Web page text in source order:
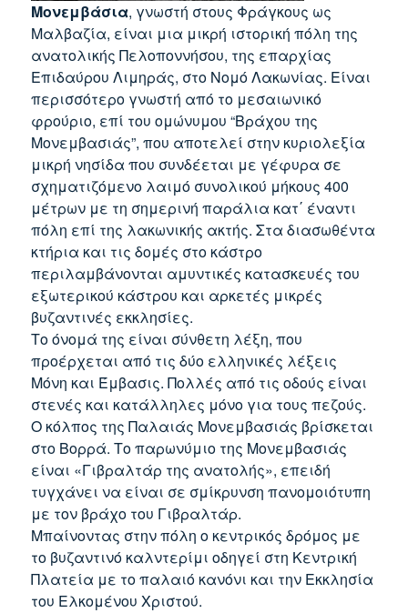
Μονεμβάσια, γνωστή στους Φράγκους ως
Μαλβαζία, είναι μια μικρή ιστορική πόλη της
ανατολικής Πελοποννήσου, της επαρχίας
Επιδαύρου Λιμηράς, στο Νομό Λακωνίας. Είναι
περισσότερο γνωστή από το μεσαιωνικό
φρούριο, επί του ομώνυμου “Βράχου της
Μονεμβασιάς”, που αποτελεί στην κυριολεξία
μικρή νησίδα που συνδέεται με γέφυρα σε
σχηματιζόμενο λαιμό συνολικού μήκους 400
μέτρων με τη σημερινή παράλια κατ΄ έναντι
πόλη επί της λακωνικής ακτής. Στα διασωθέντα
κτήρια και τις δομές στο κάστρο
περιλαμβάνονται αμυντικές κατασκευές του
εξωτερικού κάστρου και αρκετές μικρές
βυζαντινές εκκλησίες.
Το όνομά της είναι σύνθετη λέξη, που
προέρχεται από τις δύο ελληνικές λέξεις
Μόνη και Έμβασις. Πολλές από τις οδούς είναι
στενές και κατάλληλες μόνο για τους πεζούς.
Ο κόλπος της Παλαιάς Μονεμβασιάς βρίσκεται
στο Βορρά. Το παρωνύμιο της Μονεμβασιάς
είναι «Γιβραλτάρ της ανατολής», επειδή
τυγχάνει να είναι σε σμίκρυνση πανομοιότυπη
με τον βράχο του Γιβραλτάρ.
Μπαίνοντας στην πόλη ο κεντρικός δρόμος με
το βυζαντινό καλντερίμι οδηγεί στη Κεντρική
Πλατεία με το παλαιό κανόνι και την Εκκλησία
του Ελκομένου Χριστού.